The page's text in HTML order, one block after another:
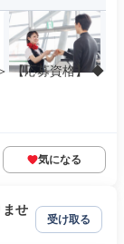
【応募資格】 ◆
気になる
ませ
受け取る